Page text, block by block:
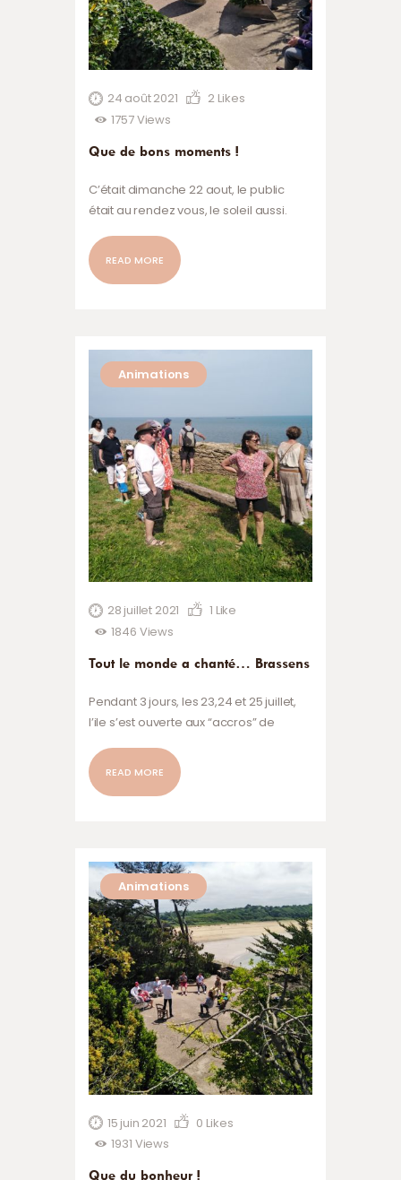
24 août 2021 2 Likes
1757Views
Que de bons moments !
C’était dimanche 22 aout, le public
était au rendez vous, le soleil aussi.
ait eu un empêchement pour venir
chanter. Nous en avons été bien tristes.
valse à mille temps” entre autres. Il
nous…
READ MORE
Animations
28 juillet 2021 1 Like
1846 Views
Tout le monde a chanté… Brassens
Pendant 3 jours, les 23,24 et 25 juillet,
l’ile s’est ouverte aux “accros” de
à tous ceux qui rêvaient d’y monter !
Malgré un temps pluvieux annoncé,
éclaircies il y en eut suffisamment pour
visiter…
READ MORE
Animations
15 juin 2021 0 Likes
1931 Views
Que du bonheur !